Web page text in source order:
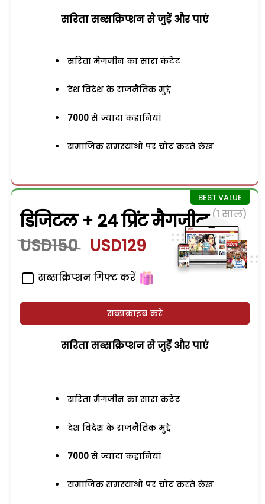
सरिता सब्सक्रिप्शन से जुड़ेें और पाएं
सरिता मैगजीन का सारा कंटेंट
देश विदेश के राजनैतिक मुद्दे
7000 से ज्यादा कहानियां
समाजिक समस्याओं पर चोट करते लेख
डिजिटल + 24 प्रिंट मैगजीन (1 साल)
USD150 USD129
सब्सक्रिप्शन गिफ्ट करें
सब्सक्राइब करें
सरिता सब्सक्रिप्शन से जुड़ेें और पाएं
सरिता मैगजीन का सारा कंटेंट
देश विदेश के राजनैतिक मुद्दे
7000 से ज्यादा कहानियां
समाजिक समस्याओं पर चोट करते लेख